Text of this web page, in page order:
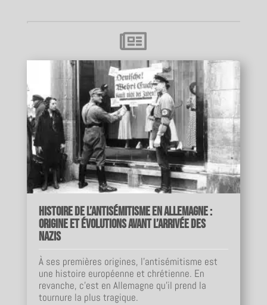

Histoire de l’antisémitisme en Allemagne :
origine et évolutions avant l’arrivée des
nazis
À ses premières origines, l'antisémitisme est
une histoire européenne et chrétienne. En
revanche, c'est en Allemagne qu'il prend la
tournure la plus tragique.